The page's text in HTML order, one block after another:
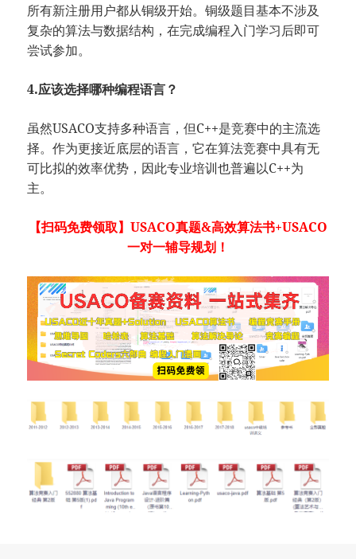
所有新注册用户都从铜级开始。铜级题目基本不涉及
复杂的算法与数据结构，在完成编程入门学习后即可
尝试参加。
4.应该选择哪种编程语言？
虽然USACO支持多种语言，但C++是竞赛中的主流选
择。作为更接近底层的语言，它在算法竞赛中具有无
可比拟的效率优势，因此专业培训也普遍以C++为
主。
【扫码免费领取】USACO真题&高效算法书+USACO
一对一辅导规划！